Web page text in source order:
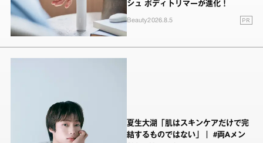
シュ ボディトリマーが進化！
Beauty2026.8.5 PR
夏生大湖「肌はスキンケアだけで完
結するものではない」｜ #両Aメン